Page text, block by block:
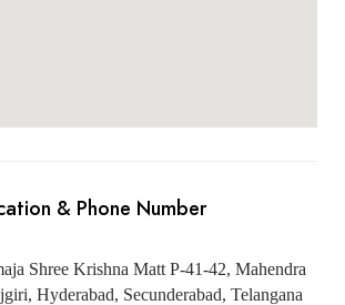
Shree Krishna Matt P-41-42, Mahendra
Hyderabad, Secunderabad, Telangana